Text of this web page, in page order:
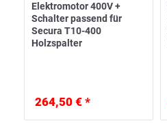
Elektromotor 400V +
Schalter passend für
Secura T10-400
Holzspalter
264,50 € *